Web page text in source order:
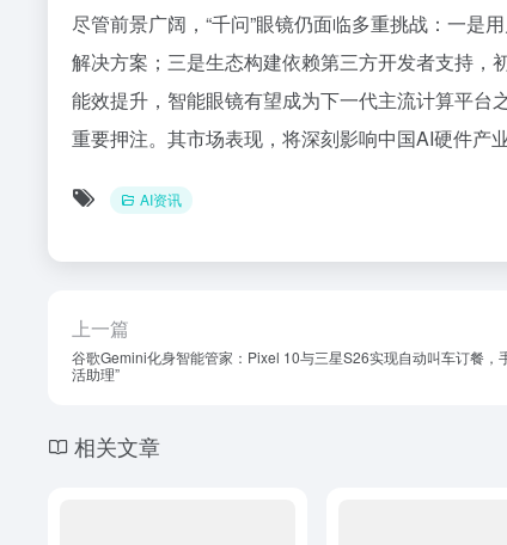
尽管前景广阔，“千问”眼镜仍面临多重挑战：一是
解决方案；三是生态构建依赖第三方开发者支持
能效提升，智能眼镜有望成为下一代主流计算平台
重要押注。其市场表现，将深刻影响中国AI硬件产
AI资讯
上一篇
谷歌Gemini化身智能管家：Pixel 10与三星S26实现自动叫车订餐，
活助理”
相关文章